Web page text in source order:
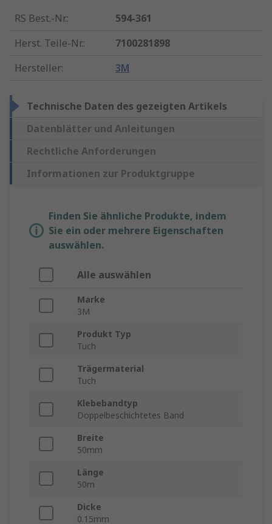
RS Best.-Nr.:
594-361
Herst. Teile-Nr.:
7100281898
Hersteller: 3M
Technische Daten des gezeigten Artikels
Datenblätter und Anleitungen
Rechtliche Anforderungen
Informationen zur Produktgruppe
Finden Sie ähnliche Produkte, indem
Sie ein oder mehrere Eigenschaften
auswählen.
Alle auswählen
Marke
3M
Produkt Typ
Tuch
Trägermaterial
Tuch
Klebebandtyp
Doppelbeschichtetes Band
Breite
50mm
Länge
50m
Dicke
0.15mm